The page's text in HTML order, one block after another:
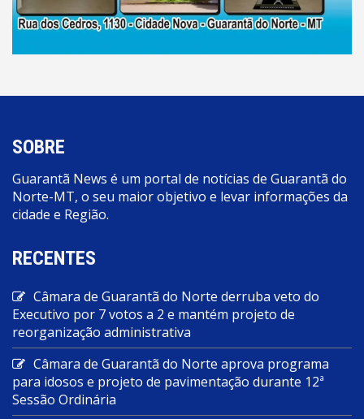
SOBRE
Guarantã News é um portal de notícias de Guarantã do
Norte-MT, o seu maior objetivo e levar informações da
cidade e Região.
RECENTES
Câmara de Guarantã do Norte derruba veto do
Executivo por 7 votos a 2 e mantém projeto de
reorganização administrativa
Câmara de Guarantã do Norte aprova programa
para idosos e projeto de pavimentação durante 12ª
Sessão Ordinária